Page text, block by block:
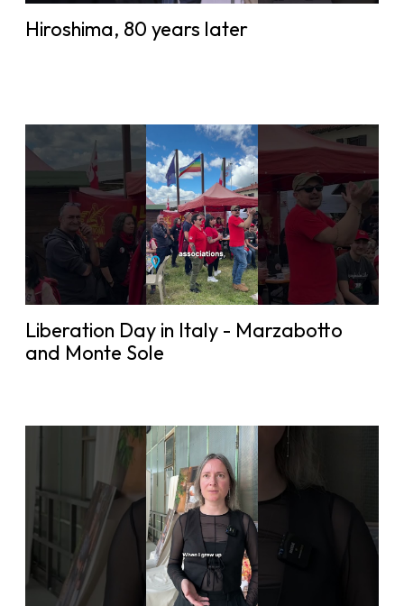
Hiroshima, 80 years later
Liberation Day in Italy - Marzabotto
and Monte Sole